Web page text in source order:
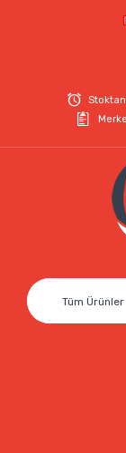
Stoktan
Tüm Ürünler